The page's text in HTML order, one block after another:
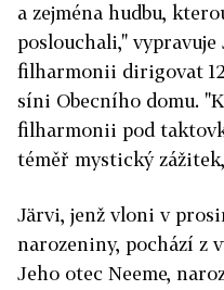
a zejména hudbu,
poslouchali," vypravuje
filharmonii dirigovat
síni Obecního domu.
filharmonii pod
téměř mystický
Järvi, jenž vloni v
narozeniny, pochází z
Jeho otec Neeme,